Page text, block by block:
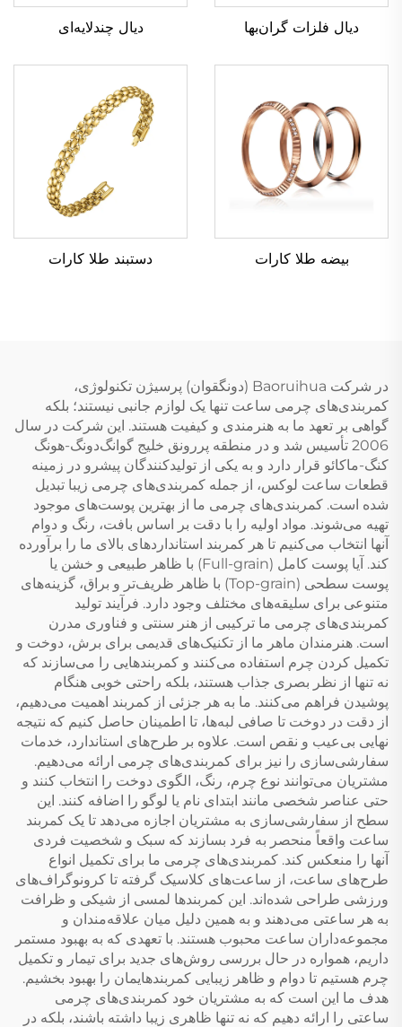
دیال فلزات گران‌بها دیال چندلایه‌ای
بیضه طلا کارات دستبند طلا کارات
در شرکت Baoruihua (دونگقوان) پرسیژن تکنولوژی،
کمربندی‌های چرمی ساعت تنها یک لوازم جانبی نیستند؛ بلکه
گواهی بر تعهد ما به هنرمندی و کیفیت هستند. این شرکت در سال
2006 تأسیس شد و در منطقه پررونق خلیج گوانگ‌دونگ-هونگ
کنگ-ماکائو قرار دارد و به یکی از تولیدکنندگان پیشرو در زمینه
قطعات ساعت لوکس، از جمله کمربندی‌های چرمی زیبا تبدیل
شده است. کمربندی‌های چرمی ما از بهترین پوست‌های موجود
تهیه می‌شوند. مواد اولیه را با دقت بر اساس بافت، رنگ و دوام
آنها انتخاب می‌کنیم تا هر کمربند استانداردهای بالای ما را برآورده
کند. آیا پوست کامل (Full-grain) با ظاهر طبیعی و خشن یا
پوست سطحی (Top-grain) با ظاهر ظریف‌تر و براق، گزینه‌های
متنوعی برای سلیقه‌های مختلف وجود دارد. فرآیند تولید
کمربندی‌های چرمی ما ترکیبی از هنر سنتی و فناوری مدرن
است. هنرمندان ماهر ما از تکنیک‌های قدیمی برای برش، دوخت و
تکمیل کردن چرم استفاده می‌کنند و کمربندهایی را می‌سازند که
نه تنها از نظر بصری جذاب هستند، بلکه راحتی خوبی هنگام
پوشیدن فراهم می‌کنند. ما به هر جزئی از کمربند اهمیت می‌دهیم،
از دقت در دوخت تا صافی لبه‌ها، تا اطمینان حاصل کنیم که نتیجه
نهایی بی‌عیب و نقص است. علاوه بر طرح‌های استاندارد، خدمات
سفارشی‌سازی را نیز برای کمربندی‌های چرمی ارائه می‌دهیم.
مشتریان می‌توانند نوع چرم، رنگ، الگوی دوخت را انتخاب کنند و
حتی عناصر شخصی مانند ابتدای نام یا لوگو را اضافه کنند. این
سطح از سفارشی‌سازی به مشتریان اجازه می‌دهد تا یک کمربند
ساعت واقعاً منحصر به فرد بسازند که سبک و شخصیت فردی
آنها را منعکس کند. کمربندی‌های چرمی ما برای تکمیل انواع
طرح‌های ساعت، از ساعت‌های کلاسیک گرفته تا کرونوگراف‌های
ورزشی طراحی شده‌اند. این کمربندها لمسی از شیکی و ظرافت
به هر ساعتی می‌دهند و به همین دلیل میان علاقه‌مندان و
مجموعه‌داران ساعت محبوب هستند. با تعهدی که به بهبود مستمر
داریم، همواره در حال بررسی روش‌های جدید برای تیمار و تکمیل
چرم هستیم تا دوام و ظاهر زیبایی کمربندهایمان را بهبود بخشیم.
هدف ما این است که به مشتریان خود کمربندی‌های چرمی
ساعتی را ارائه دهیم که نه تنها ظاهری زیبا داشته باشند، بلکه در